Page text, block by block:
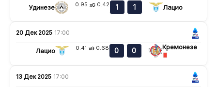
Удинезе 0.95 xG 0.42 1 1 Лацио
20 Дек 2025 17:00
Лацио 0.41 xG 0.68 0 0 Кремонезе
13 Дек 2025 17:00